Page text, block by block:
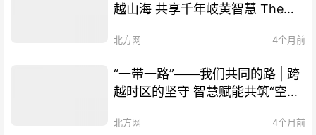
越山海 共享千年岐黄智慧 The
Shared Path | Transcending
Millennia-old Qi-Huang Wisdom
of TCM
北方网 4个月前
“一带一路”——我们共同的路 | 跨
越时区的坚守 智慧赋能共筑“空中
Initiative – Our Shared Path |
北方网 4个月前